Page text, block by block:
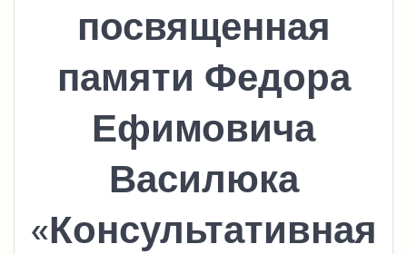
посвященная
памяти Федора
Ефимовича
Василюка
«Консультативная